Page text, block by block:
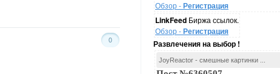
Обзор -Регистрация
LinkFeed Биржа ссылок.
Обзор -Регистрация
Развлечения на выбор !
JoyReactor - смешные картинки ...
0